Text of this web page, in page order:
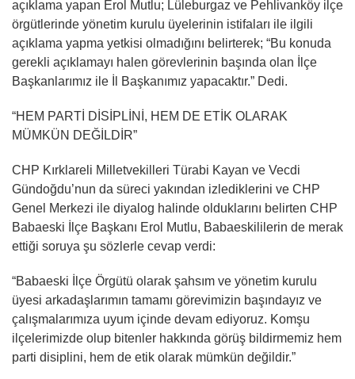
açıklama yapan Erol Mutlu; Lüleburgaz ve Pehlivanköy ilçe
örgütlerinde yönetim kurulu üyelerinin istifaları ile ilgili
açıklama yapma yetkisi olmadığını belirterek; “Bu konuda
gerekli açıklamayı halen görevlerinin başında olan İlçe
Başkanlarımız ile İl Başkanımız yapacaktır.” Dedi.
“HEM PARTİ DİSİPLİNİ, HEM DE ETİK OLARAK
MÜMKÜN DEĞİLDİR”
CHP Kırklareli Milletvekilleri Türabi Kayan ve Vecdi
Gündoğdu’nun da süreci yakından izlediklerini ve CHP
Genel Merkezi ile diyalog halinde olduklarını belirten CHP
Babaeski İlçe Başkanı Erol Mutlu, Babaeskililerin de merak
ettiği soruya şu sözlerle cevap verdi:
“Babaeski İlçe Örgütü olarak şahsım ve yönetim kurulu
üyesi arkadaşlarımın tamamı görevimizin başındayız ve
çalışmalarımıza uyum içinde devam ediyoruz. Komşu
ilçelerimizde olup bitenler hakkında görüş bildirmemiz hem
parti disiplini, hem de etik olarak mümkün değildir.”